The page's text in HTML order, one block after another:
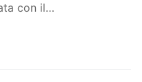
con il…